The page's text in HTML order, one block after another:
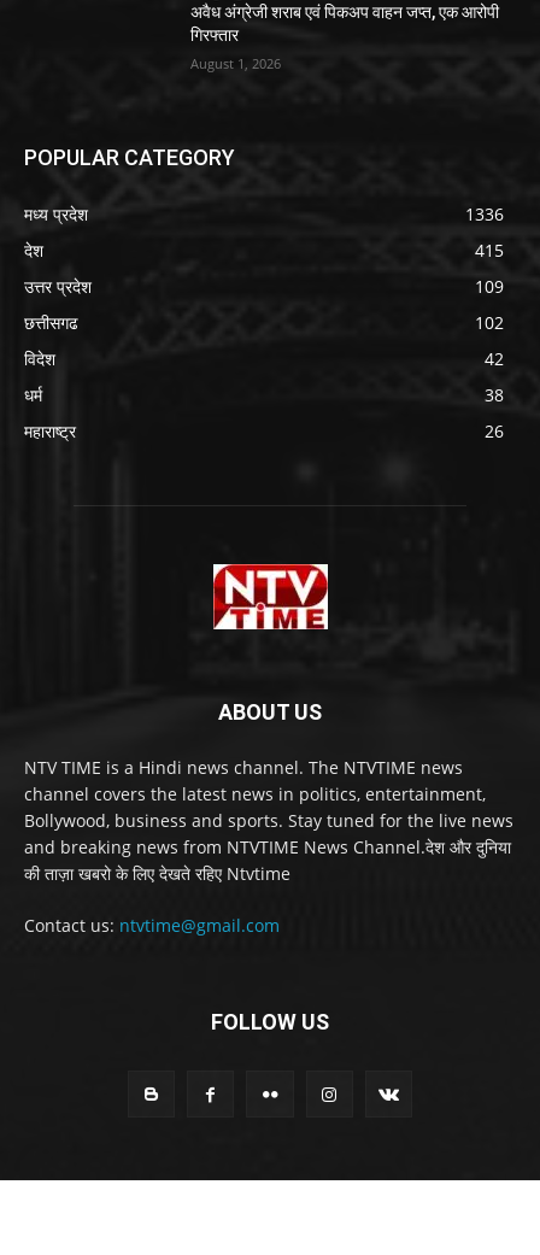
अवैध अंग्रेजी शराब एवं पिकअप वाहन जप्त, एक आरोपी
गिरफ्तार
August 1, 2026
POPULAR CATEGORY
मध्य प्रदेश
1336
देश
415
उत्तर प्रदेश
109
छत्तीसगढ
102
विदेश
42
धर्म
38
महाराष्ट्र
26
ABOUT US
NTV TIME is a Hindi news channel. The NTVTIME news
channel covers the latest news in politics, entertainment,
Bollywood, business and sports. Stay tuned for the live news
and breaking news from NTVTIME News Channel.देश और दुनिया
की ताज़ा खबरो के लिए देखते रहिए Ntvtime
Contact us: ntvtime@gmail.com
FOLLOW US